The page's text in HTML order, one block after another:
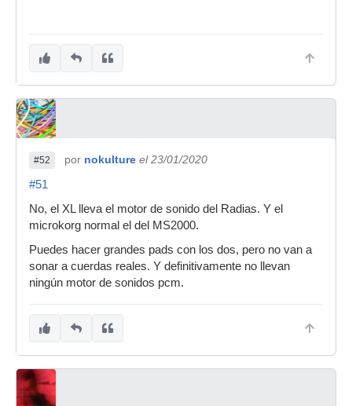
#52 por nokulture el 23/01/2020
#51
No, el XL lleva el motor de sonido del Radias. Y el
microkorg normal el del MS2000.
Puedes hacer grandes pads con los dos, pero no van a
sonar a cuerdas reales. Y definitivamente no llevan
ningún motor de sonidos pcm.